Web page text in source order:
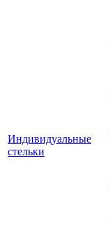
Индивидуальные
стельки